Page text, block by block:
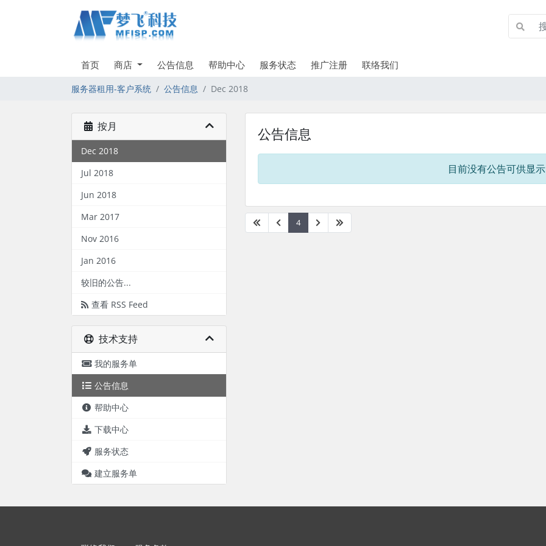
首页 商店 公告信息 帮助中心 服务状态 推广注册 联络我们
服务器租用-客户系统 公告信息 Dec 2018
按月
Dec 2018
Jul 2018
Jun 2018
Mar 2017
Nov 2016
Jan 2016
较旧的公告...
查看 RSS Feed
技术支持
我的服务单
公告信息
帮助中心
下载中心
服务状态
建立服务单
公告信息
目前没有公告可供显示
4